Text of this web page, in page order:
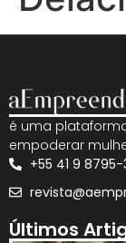
é uma
empoderar
+55 41 9
Últimos